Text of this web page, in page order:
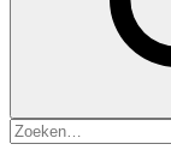
Zoeken: